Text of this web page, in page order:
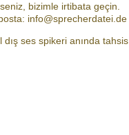
bizimle irtibata geçin.
info@sprecherdatei.de
ses spikeri anında tahsis